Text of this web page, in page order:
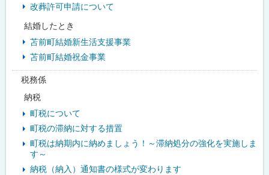
改葬許可申請について
結婚したとき
苫前町結婚新生活支援事業
苫前町結婚祝金事業
税務係
納税
町税について
町税の滞納に対する措置
町税は納期内に納めましょう！～滞納処分の強化を実施しま
す～
納税（納入）通知書の様式が変わります